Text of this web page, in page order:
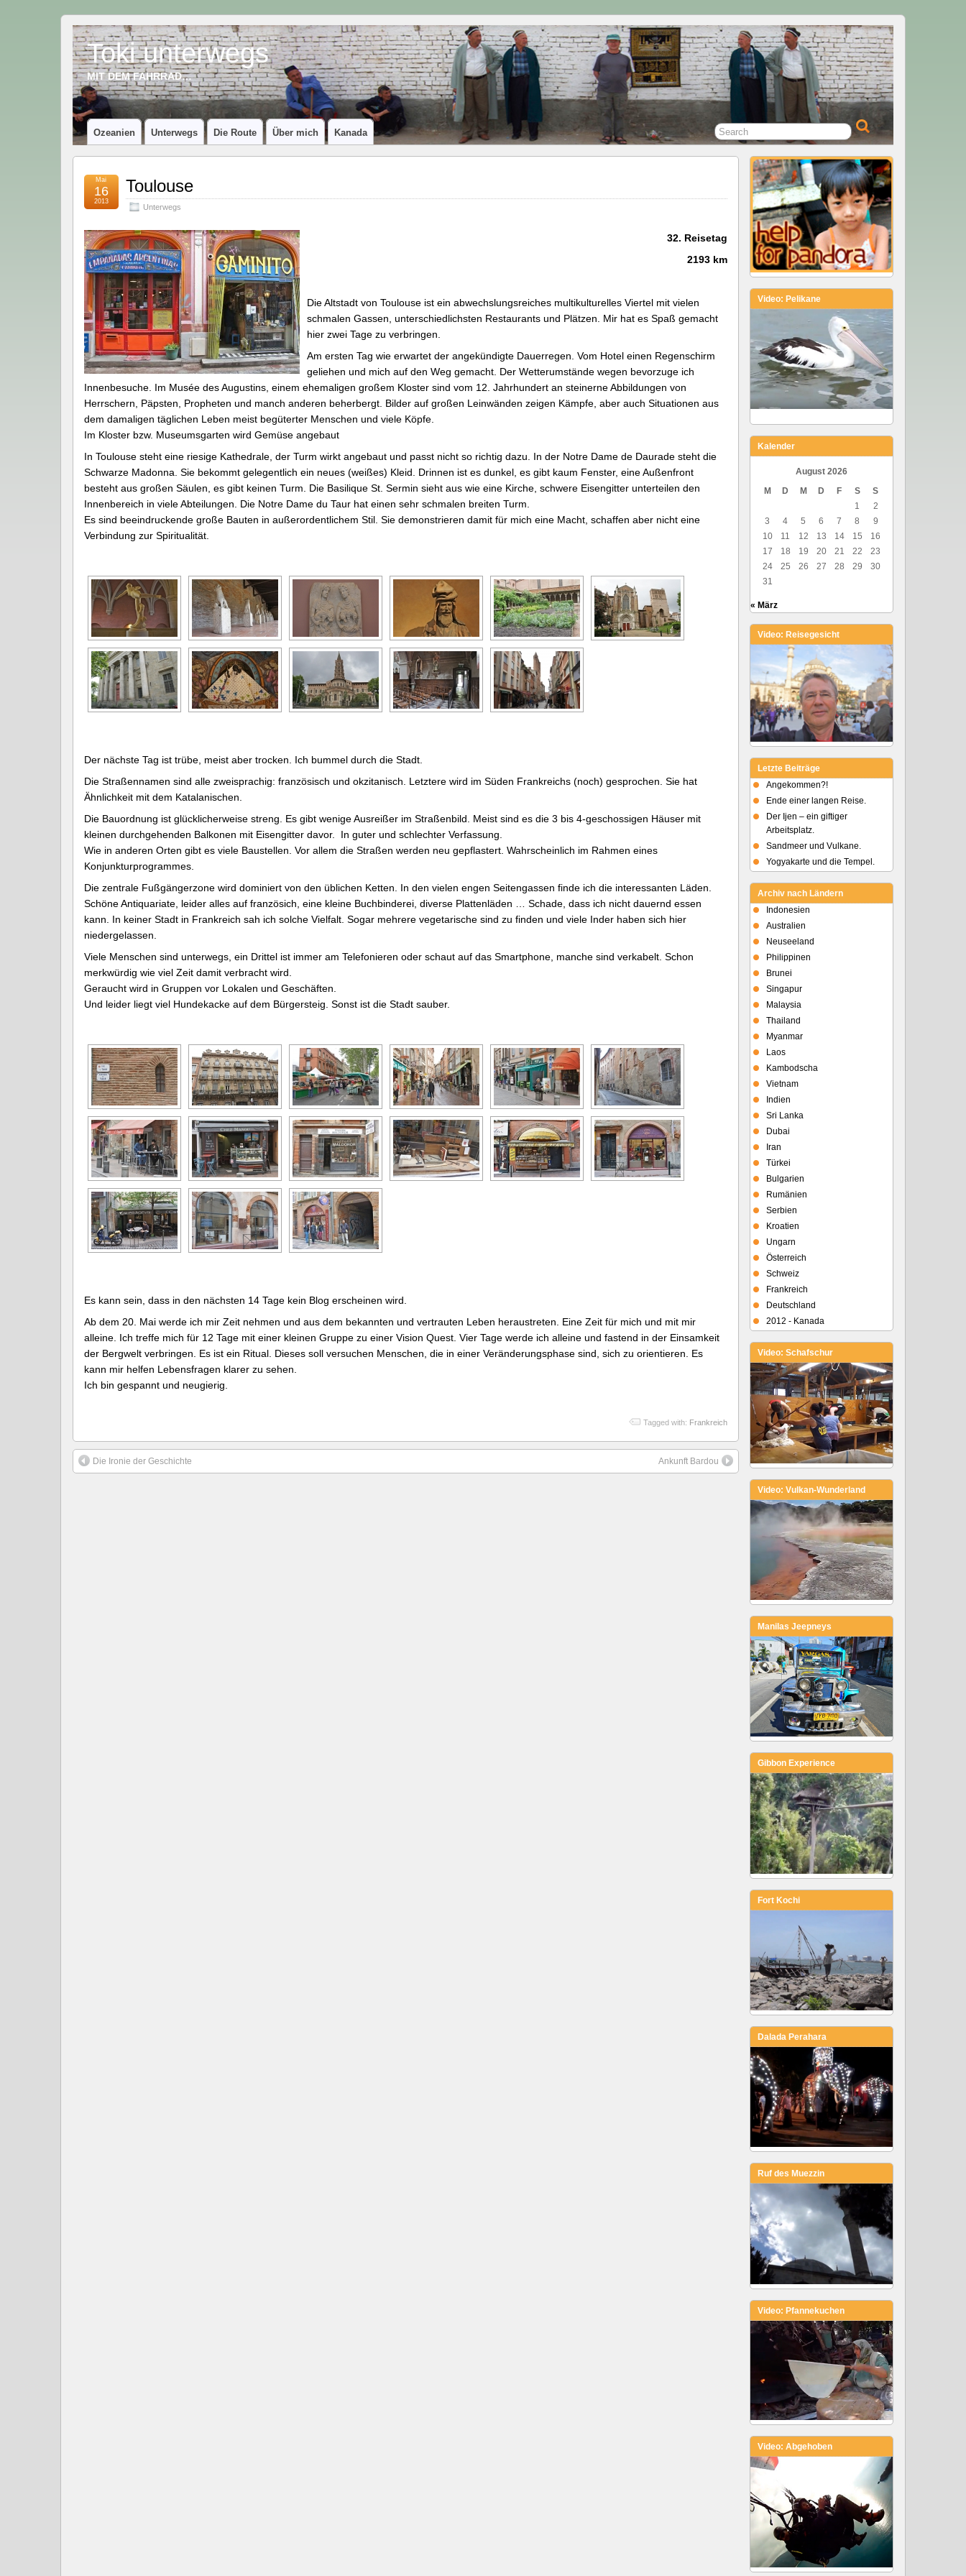
Toki unterwegs
MIT DEM FAHRRAD…
Ozeanien Unterwegs Die Route Über mich Kanada
Toulouse
Unterwegs
Mai
16
2013
32. Reisetag
2193 km
Die Altstadt von Toulouse ist ein abwechslungsreiches multikulturelles Viertel mit vielen
schmalen Gassen, unterschiedlichsten Restaurants und Plätzen. Mir hat es Spaß gemacht
hier zwei Tage zu verbringen.
Am ersten Tag wie erwartet der angekündigte Dauerregen. Vom Hotel einen Regenschirm
geliehen und mich auf den Weg gemacht. Der Wetterumstände wegen bevorzuge ich
Innenbesuche. Im Musée des Augustins, einem ehemaligen großem Kloster sind vom 12. Jahrhundert an steinerne Abbildungen von
Herrschern, Päpsten, Propheten und manch anderen beherbergt. Bilder auf großen Leinwänden zeigen Kämpfe, aber auch Situationen aus
dem damaligen täglichen Leben meist begüterter Menschen und viele Köpfe.
Im Kloster bzw. Museumsgarten wird Gemüse angebaut
In Toulouse steht eine riesige Kathedrale, der Turm wirkt angebaut und passt nicht so richtig dazu. In der Notre Dame de Daurade steht die
Schwarze Madonna. Sie bekommt gelegentlich ein neues (weißes) Kleid. Drinnen ist es dunkel, es gibt kaum Fenster, eine Außenfront
besteht aus großen Säulen, es gibt keinen Turm. Die Basilique St. Sermin sieht aus wie eine Kirche, schwere Eisengitter unterteilen den
Innenbereich in viele Abteilungen. Die Notre Dame du Taur hat einen sehr schmalen breiten Turm.
Es sind beeindruckende große Bauten in außerordentlichem Stil. Sie demonstrieren damit für mich eine Macht, schaffen aber nicht eine
Verbindung zur Spiritualität.
Der nächste Tag ist trübe, meist aber trocken. Ich bummel durch die Stadt.
Die Straßennamen sind alle zweisprachig: französisch und okzitanisch. Letztere wird im Süden Frankreichs (noch) gesprochen. Sie hat
Ähnlichkeit mit dem Katalanischen.
Die Bauordnung ist glücklicherweise streng. Es gibt wenige Ausreißer im Straßenbild. Meist sind es die 3 bis 4-geschossigen Häuser mit
kleinen durchgehenden Balkonen mit Eisengitter davor. In guter und schlechter Verfassung.
Wie in anderen Orten gibt es viele Baustellen. Vor allem die Straßen werden neu gepflastert. Wahrscheinlich im Rahmen eines
Konjunkturprogrammes.
Die zentrale Fußgängerzone wird dominiert von den üblichen Ketten. In den vielen engen Seitengassen finde ich die interessanten Läden.
Schöne Antiquariate, leider alles auf französich, eine kleine Buchbinderei, diverse Plattenläden … Schade, dass ich nicht dauernd essen
kann. In keiner Stadt in Frankreich sah ich solche Vielfalt. Sogar mehrere vegetarische sind zu finden und viele Inder haben sich hier
niedergelassen.
Viele Menschen sind unterwegs, ein Drittel ist immer am Telefonieren oder schaut auf das Smartphone, manche sind verkabelt. Schon
merkwürdig wie viel Zeit damit verbracht wird.
Geraucht wird in Gruppen vor Lokalen und Geschäften.
Und leider liegt viel Hundekacke auf dem Bürgersteig. Sonst ist die Stadt sauber.
Es kann sein, dass in den nächsten 14 Tage kein Blog erscheinen wird.
Ab dem 20. Mai werde ich mir Zeit nehmen und aus dem bekannten und vertrauten Leben heraustreten. Eine Zeit für mich und mit mir
alleine. Ich treffe mich für 12 Tage mit einer kleinen Gruppe zu einer Vision Quest. Vier Tage werde ich alleine und fastend in der Einsamkeit
der Bergwelt verbringen. Es ist ein Ritual. Dieses soll versuchen Menschen, die in einer Veränderungsphase sind, sich zu orientieren. Es
kann mir helfen Lebensfragen klarer zu sehen.
Ich bin gespannt und neugierig.
Tagged with: Frankreich
Die Ironie der Geschichte Ankunft Bardou
Video: Pelikane
Kalender
August 2026
M
D M D F S
S
1
2
3
4 5 6 7 8
9
10
11 12 13 14 15
16
17
18 19 20 21 22
23
24
25 26 27 28 29
30
31
« März
Video: Reisegesicht
Letzte Beiträge
Angekommen?!
Ende einer langen Reise.
Der Ijen – ein giftiger
Arbeitsplatz.
Sandmeer und Vulkane.
Yogyakarte und die Tempel.
Archiv nach Ländern
Indonesien
Australien
Neuseeland
Philippinen
Brunei
Singapur
Malaysia
Thailand
Myanmar
Laos
Kambodscha
Vietnam
Indien
Sri Lanka
Dubai
Iran
Türkei
Bulgarien
Rumänien
Serbien
Kroatien
Ungarn
Österreich
Schweiz
Frankreich
Deutschland
2012 - Kanada
Video: Schafschur
Video: Vulkan-Wunderland
Manilas Jeepneys
Gibbon Experience
Fort Kochi
Dalada Perahara
Ruf des Muezzin
Video: Pfannekuchen
Video: Abgehoben